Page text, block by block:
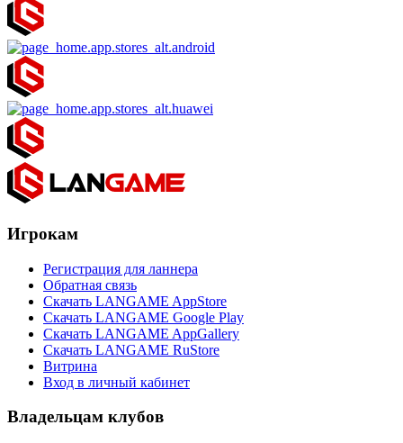
Игрокам
Регистрация для ланнера
Обратная связь
Скачать LANGAME AppStore
Скачать LANGAME Google Play
Скачать LANGAME AppGallery
Скачать LANGAME RuStore
Витрина
Вход в личный кабинет
Владельцам клубов